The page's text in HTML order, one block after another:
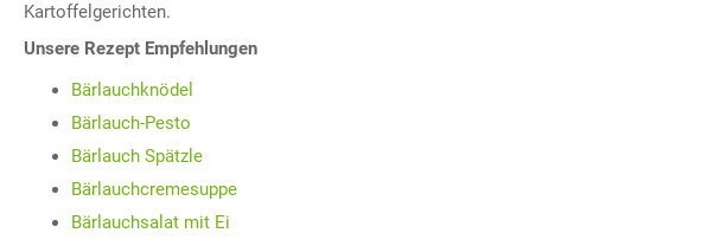
Kartoffelgerichten.
Unsere Rezept Empfehlungen
Bärlauchknödel
Bärlauch-Pesto
Bärlauch Spätzle
Bärlauchcremesuppe
Bärlauchsalat mit Ei